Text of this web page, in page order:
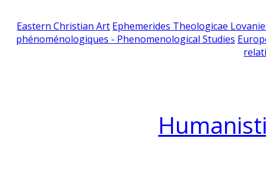
Eastern Christian Art Ephemerides Theologicae
phénoménologiques - Phenomenological Studies